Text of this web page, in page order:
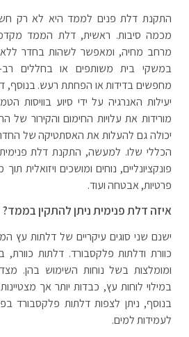
התקנת דלת פנים לממד היא לא רק
מכמה סיבות. ראשית, דלת הממד
מרחב מחיה, ומאפשר לשהות בחדר ללא
במשקי בית משותפים או בחללים
מחפשים בדידות או הפחתת רעש. בנוסף,
יעילות האנרגיה על ידי סיוע בוויסות
מורידות את עלויות החימום והקירור
יכולה גם להעלות את האסתטיקה של
הכללי שלו. למעשה, התקנת דלת פנימית
פונקציונליים, נוחים ומושכים ויזואלית
פרטיות, אבטחה ועוד.
איזה דלת פנימית ניתן להתקין בממד?
ישנם שני סוגים עיקריים של דלתות עץ
כוורת ודלתות פלקסבורד. דלתות כוורת,
ומומלצות בשל נוחות השימוש בהן.
במילוי לוחות עץ, כבדות יותר אך
בנוסף, ניתן לצפות דלתות פלקסבורד
לעמידות למים.